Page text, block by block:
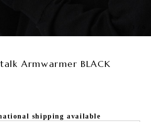
Armwarmer BLACK
shipping available